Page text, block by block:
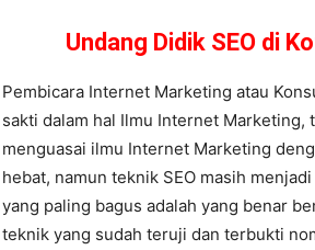
Undang Didik SEO di
Pembicara Internet Marketing atau
sakti dalam hal Ilmu Internet
menguasai ilmu Internet Marketing
hebat, namun teknik SEO masih
yang paling bagus adalah yang benar
teknik yang sudah teruji dan terbukti